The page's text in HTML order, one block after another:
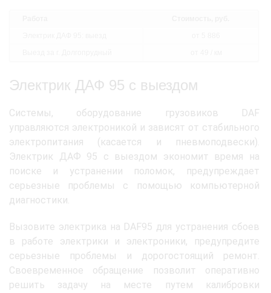
Электрик ДАФ 95 с выездом
Системы, оборудование грузовиков DAF
управляются электроникой и зависят от стабильного
электропитания (касается и пневмоподвески).
Электрик ДАФ 95 с выездом экономит время на
поиске и устранении поломок, предупреждает
серьезные проблемы с помощью компьютерной
диагностики.
Вызовите электрика на DAF95 для устранения сбоев
в работе электрики и электроники, предупредите
серьезные проблемы и дорогостоящий ремонт.
Своевременное обращение позволит оперативно
решить задачу на месте путем калибровки